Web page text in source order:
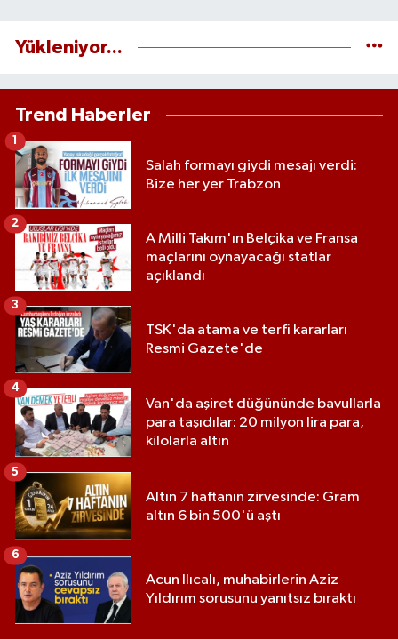
Yükleniyor...
Trend Haberler
Salah formayı giydi mesajı verdi:
Bize her yer Trabzon
1
A Milli Takım'ın Belçika ve Fransa
maçlarını oynayacağı statlar
açıklandı
2
TSK'da atama ve terfi kararları
Resmi Gazete'de
3
Van'da aşiret düğününde bavullarla
para taşıdılar: 20 milyon lira para,
kilolarla altın
4
Altın 7 haftanın zirvesinde: Gram
altın 6 bin 500'ü aştı
5
Acun Ilıcalı, muhabirlerin Aziz
Yıldırım sorusunu yanıtsız bıraktı
6